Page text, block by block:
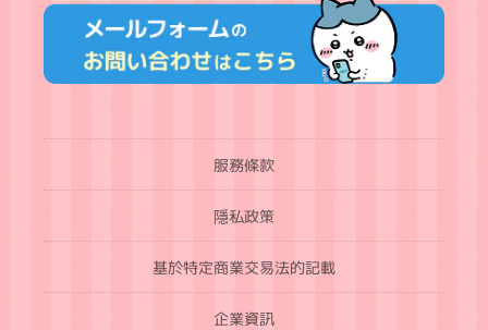
服務條款
隱私政策
基於特定商業交易法的記載
企業資訊